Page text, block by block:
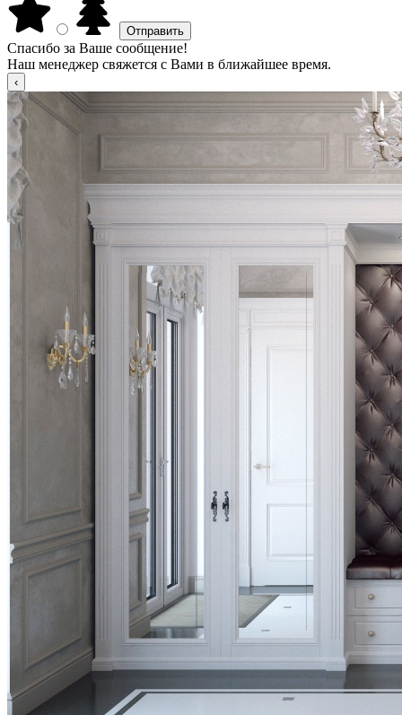
Спасибо за Ваше сообщение!
Наш менеджер свяжется с Вами в ближайшее время.